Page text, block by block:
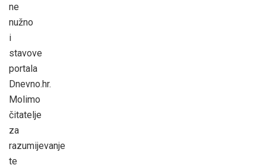
ne
nužno
i
stavove
portala
Dnevno.hr.
Molimo
čitatelje
za
razumijevanje
te